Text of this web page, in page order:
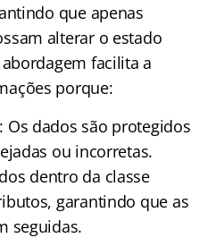
que apenas
alterar o estado
facilita a
porque:
: Os dados são protegidos
ou incorretas.
dentro da classe
garantindo que as
seguidas.